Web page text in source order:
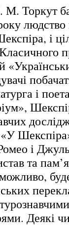
Торкут
людство
і
і
«У
і
та
Деякі